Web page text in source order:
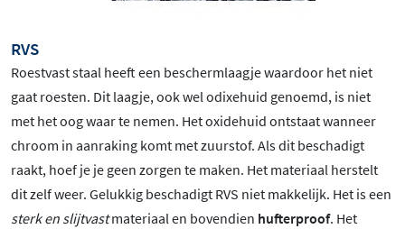
RVS
Roestvast staal heeft een beschermlaagje waardoor het niet
gaat roesten. Dit laagje, ook wel odixehuid genoemd, is niet
met het oog waar te nemen. Het oxidehuid ontstaat wanneer
chroom in aanraking komt met zuurstof. Als dit beschadigt
raakt, hoef je je geen zorgen te maken. Het materiaal herstelt
dit zelf weer. Gelukkig beschadigt RVS niet makkelijk. Het is een
sterk en slijtvastmateriaal en bovendien hufterproof. Het